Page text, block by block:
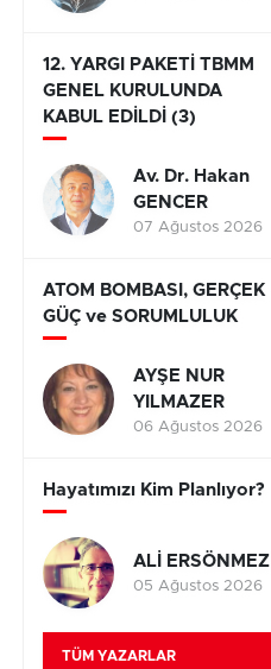
12. YARGI PAKETİ TBMM
GENEL KURULUNDA
KABUL EDİLDİ (3)
Av. Dr. Hakan
GENCER
07 Ağustos 2026
ATOM BOMBASI, GERÇEK
GÜÇ ve SORUMLULUK
AYŞE NUR
YILMAZER
06 Ağustos 2026
Hayatımızı Kim Planlıyor?
ALİ ERSÖNMEZ
05 Ağustos 2026
TÜM YAZARLAR